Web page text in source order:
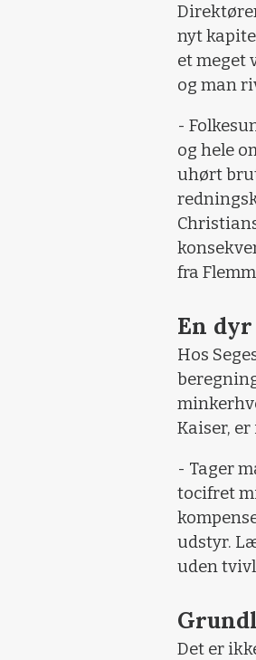
nyt
et meget
og man
-
og hele
uhørt
fra
En
Hos
Kaiser,
- Tager
tocifret
udstyr.
uden
Det er